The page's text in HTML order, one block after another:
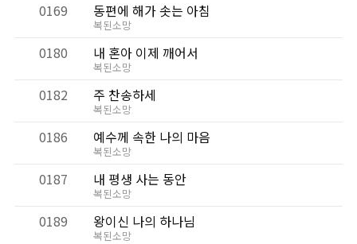
0169 동편에 해가 솟는 아침
복된소망
0180 내 혼아 이제 깨어서
복된소망
0182 주 찬송하세
복된소망
0186 예수께 속한 나의 마음
복된소망
0187 내 평생 사는 동안
복된소망
0189 왕이신 나의 하나님
복된소망